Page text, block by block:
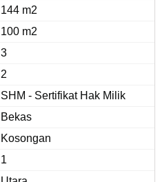
144 m2
100 m2
3
2
SHM - Sertifikat Hak Milik
Bekas
Kosongan
1